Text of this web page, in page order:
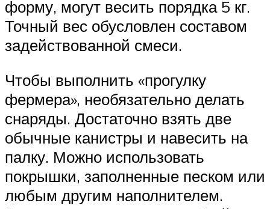
форму, могут весить порядка 5 кг.
Точный вес обусловлен составом
задействованной смеси.
Чтобы выполнить «прогулку
фермера», необязательно делать
снаряды. Достаточно взять две
обычные канистры и навесить на
палку. Можно использовать
покрышки, заполненные песком или
любым другим наполнителем.